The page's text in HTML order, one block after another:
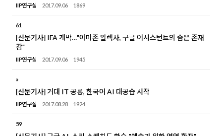
IIP연구실 2017.09.06 1869
61
[신문기사] IFA 개막…"아마존 알렉사, 구글 어시스턴트의 숨은 존재
감"
IIP연구실 2017.09.06 1945
»
[신문기사] 거대 IT 공룡, 한국어 AI 대공습 시작
IIP연구실 2017.08.28 1924
59